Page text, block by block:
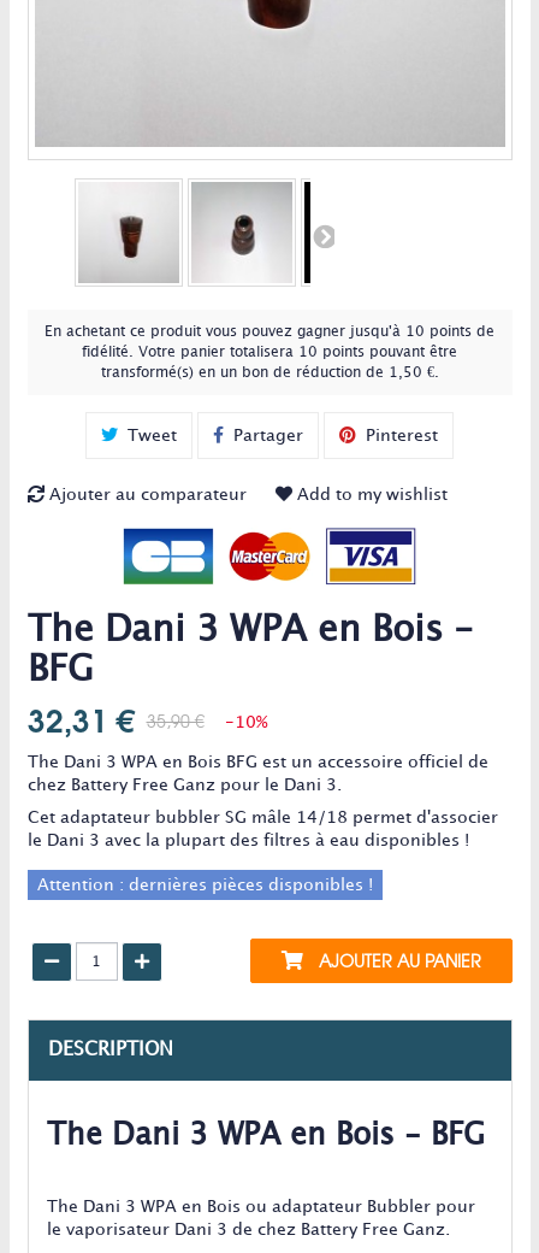
En achetant ce produit vous pouvez gagner jusqu'à 10 points de
fidélité . Votre panier totalisera 10 points pouvant être
transformé(s) en un bon de réduction de 1,50 €.
Tweet Partager Pinterest
Ajouter au comparateur Add to my wishlist
The Dani 3 WPA en Bois -
BFG
35,90 €
32,31 € -10%
The Dani 3 WPA en Bois BFG est un accessoire officiel de
chez Battery Free Ganz pour le Dani 3.
Cet adaptateur bubbler SG mâle 14/18 permet d'associer
le Dani 3 avec la plupart des filtres à eau disponibles !
Attention : dernières pièces disponibles !
AJOUTER AU PANIER
DESCRIPTION
The Dani 3 WPA en Bois - BFG
The Dani 3 WPA en Bois ou adaptateur Bubbler pour
le vaporisateur Dani 3 de chez Battery Free Ganz.